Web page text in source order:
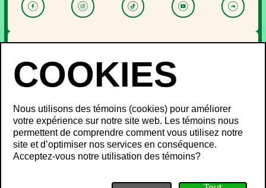
PROGRAMMATION
OFF PIKNIC
PASSES ET BILLETS
LE FESTIVAL
À propos
Partenaires
Mot des ministres
INFOS FESTIVALIERS
Nous utilisons des témoins (cookies) pour améliorer
votre expérience sur notre site web. Les témoins nous
permettent de comprendre comment vous utilisez notre
site et d’optimiser nos services en conséquence.
Acceptez-vous notre utilisation des témoins?